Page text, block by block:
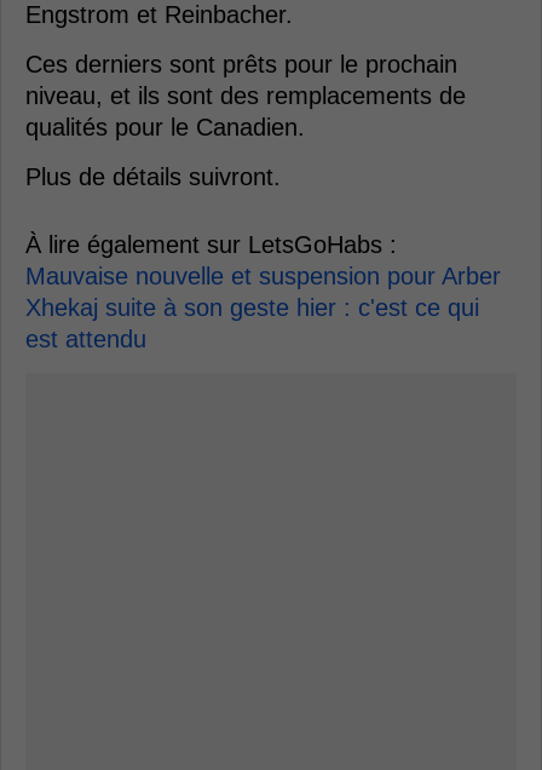
Engstrom et Reinbacher.
Ces derniers sont prêts pour le prochain
niveau, et ils sont des remplacements de
qualités pour le Canadien.
Plus de détails suivront.
À lire également sur LetsGoHabs :
Mauvaise nouvelle et suspension pour Arber
Xhekaj suite à son geste hier : c'est ce qui
est attendu